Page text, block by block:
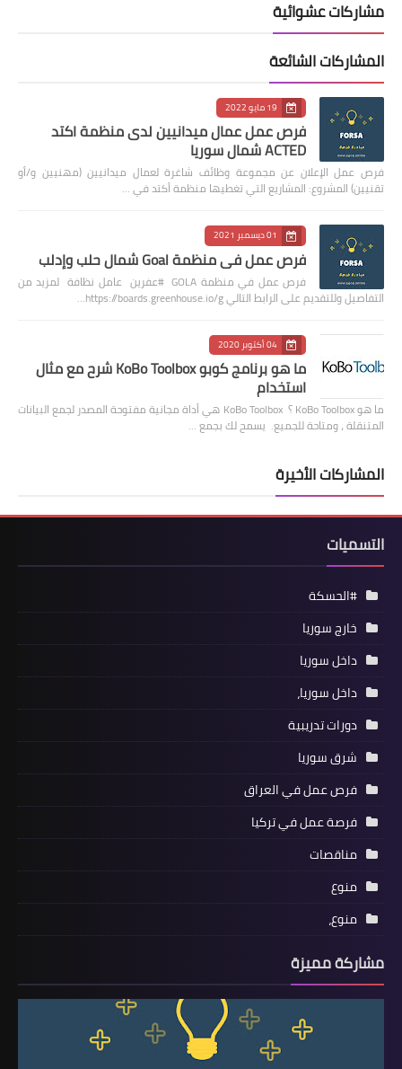
مشاركات عشوائية
المشاركات الشائعة
19 مايو 2022
فرص عمل عمال ميدانيين لدى منظمة اكتد
ACTED شمال سوريا
فرص عمل الإعلان عن مجموعة وظائف شاغرة لعمال ميدانيين (مهنيين و/أو
تقنيين) المشروع: المشاريع التي تغطيها منظمة أكتد في …
01 ديسمبر 2021
فرص عمل في منظمة Goal شمال حلب وإدلب
فرص عمل في منظمة GOLA #عفرين عامل نظافة لمزيد من
التفاصيل وللتقديم على الرابط التالي https://boards.greenhouse.io/g…
04 أكتوبر 2020
ما هو برنامج كوبو KoBo Toolbox شرح مع مثال
استخدام
ما هو KoBo Toolbox ؟ KoBo Toolbox هي أداة مجانية مفتوحة المصدر لجمع البيانات
المتنقلة ، ومتاحة للجميع. يسمح لك بجمع …
المشاركات الأخيرة
التسميات
#الحسكة
خارج سوريا
داخل سوريا
داخل سوريا،
دورات تدريبية
شرق سوريا
فرص عمل في العراق
فرصة عمل في تركيا
مناقصات
منوع
منوع،
مشاركة مميزة